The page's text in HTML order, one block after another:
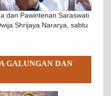
dan Pawintenan Saraswati
Shrijaya Nararya, sabtu
GALUNGAN DAN